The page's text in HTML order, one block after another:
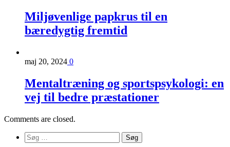
Miljøvenlige papkrus til en
bæredygtig fremtid
maj 20, 2024 0
Mentaltræning og sportspsykologi: en
vej til bedre præstationer
Comments are closed.
Søg